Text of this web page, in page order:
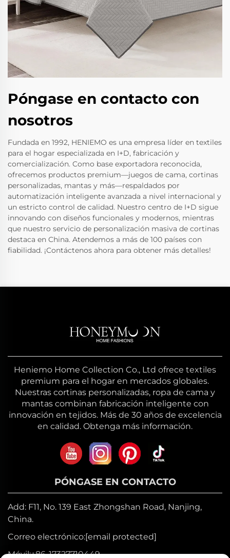
Póngase en contacto con
nosotros
Fundada en 1992, HENIEMO es una empresa líder en textiles
para el hogar especializada en I+D, fabricación y
comercialización. Como base exportadora reconocida,
ofrecemos productos premium—juegos de cama, cortinas
personalizadas, mantas y más—respaldados por
automatización inteligente avanzada a nivel internacional y
un estricto control de calidad. Nuestro centro de I+D sigue
innovando con diseños funcionales y modernos, mientras
que nuestro servicio de personalización masiva de cortinas
destaca en China. Atendemos a más de 100 países con
fiabilidad. ¡Contáctenos ahora para obtener más detalles!
Heniemo Home Collection Co., Ltd ofrece textiles
premium para el hogar en mercados globales.
Nuestras cortinas personalizadas, ropa de cama y
mantas combinan fabricación inteligente con
innovación en tejidos. Más de 30 años de excelencia
en calidad. Obtenga más información.
PÓNGASE EN CONTACTO
Add: F11, No. 139 East Zhongshan Road, Nanjing,
China.
Correo electrónico:[email protected]
Móvil:+86-17327710449